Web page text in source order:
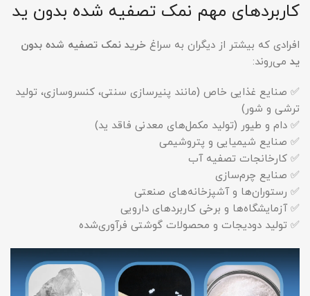
کاربردهای مهم نمک تصفیه شده بدون ید
افرادی که بیشتر از دیگران به سراغ خرید نمک تصفیه شده بدون
ید می‌روند:
✅ صنایع غذایی خاص (مانند پنیرسازی سنتی، کنسروسازی، تولید
ترشی و شور)
✅ دام و طیور (تولید مکمل‌های معدنی فاقد ید)
✅ صنایع شیمیایی و پتروشیمی
✅ کارخانجات تصفیه آب
✅ صنایع چرم‌سازی
✅ رستوران‌ها و آشپزخانه‌های صنعتی
✅ آزمایشگاه‌ها و برخی کاربردهای دارویی
✅ تولید دودیجات و محصولات گوشتی فرآوری‌شده